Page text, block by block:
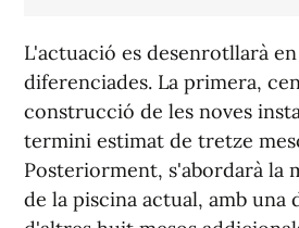
L'actuació es desenrotllarà
diferenciades. La primera,
construcció de les noves
termini estimat de tretze
Posteriorment, s'abordarà la
de la piscina actual, amb una